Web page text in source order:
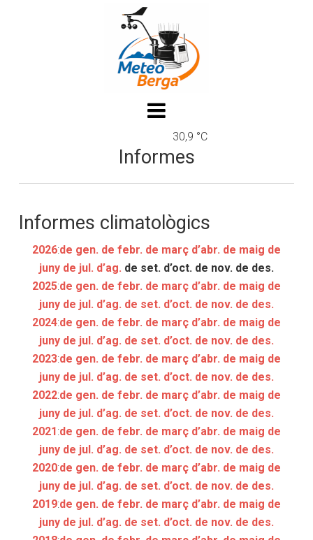
30,9 °C
Informes
Informes climatològics
2026:de gen. de febr. de març d’abr. de maig de
juny de jul. d’ag. de set. d’oct. de nov. de des.
2025:de gen. de febr. de març d’abr. de maig de
juny de jul. d’ag. de set. d’oct. de nov. de des.
2024:de gen. de febr. de març d’abr. de maig de
juny de jul. d’ag. de set. d’oct. de nov. de des.
2023:de gen. de febr. de març d’abr. de maig de
juny de jul. d’ag. de set. d’oct. de nov. de des.
2022:de gen. de febr. de març d’abr. de maig de
juny de jul. d’ag. de set. d’oct. de nov. de des.
2021:de gen. de febr. de març d’abr. de maig de
juny de jul. d’ag. de set. d’oct. de nov. de des.
2020:de gen. de febr. de març d’abr. de maig de
juny de jul. d’ag. de set. d’oct. de nov. de des.
2019:de gen. de febr. de març d’abr. de maig de
juny de jul. d’ag. de set. d’oct. de nov. de des.